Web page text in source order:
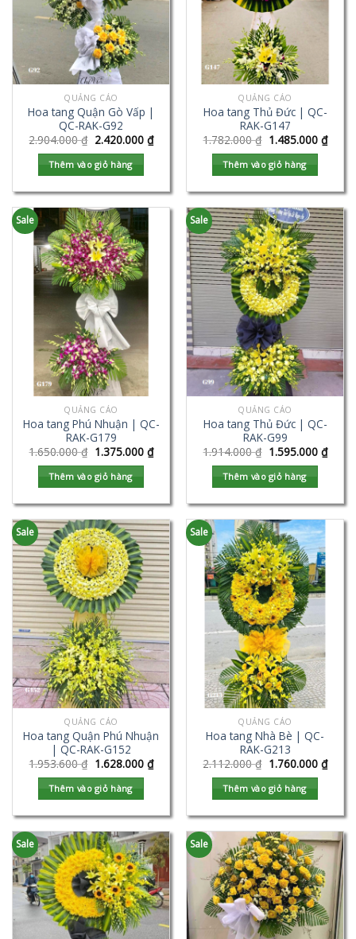
QUẢNG CÁO
Hoa tang Quận Gò Vấp |
QC-RAK-G92
2.904.000₫ 2.420.000 ₫
Thêm vào giỏ hàng
QUẢNG CÁO
Hoa tang Thủ Đức | QC-
RAK-G147
1.782.000₫ 1.485.000 ₫
Thêm vào giỏ hàng
Sale
QUẢNG CÁO
Hoa tang Phú Nhuận | QC-
RAK-G179
1.650.000₫ 1.375.000 ₫
Thêm vào giỏ hàng
Sale
QUẢNG CÁO
Hoa tang Thủ Đức | QC-
RAK-G99
1.914.000₫ 1.595.000 ₫
Thêm vào giỏ hàng
Sale
QUẢNG CÁO
Hoa tang Quận Phú Nhuận
| QC-RAK-G152
1.953.600₫ 1.628.000 ₫
Thêm vào giỏ hàng
Sale
QUẢNG CÁO
Hoa tang Nhà Bè | QC-
RAK-G213
2.112.000₫ 1.760.000 ₫
Thêm vào giỏ hàng
Sale Sale